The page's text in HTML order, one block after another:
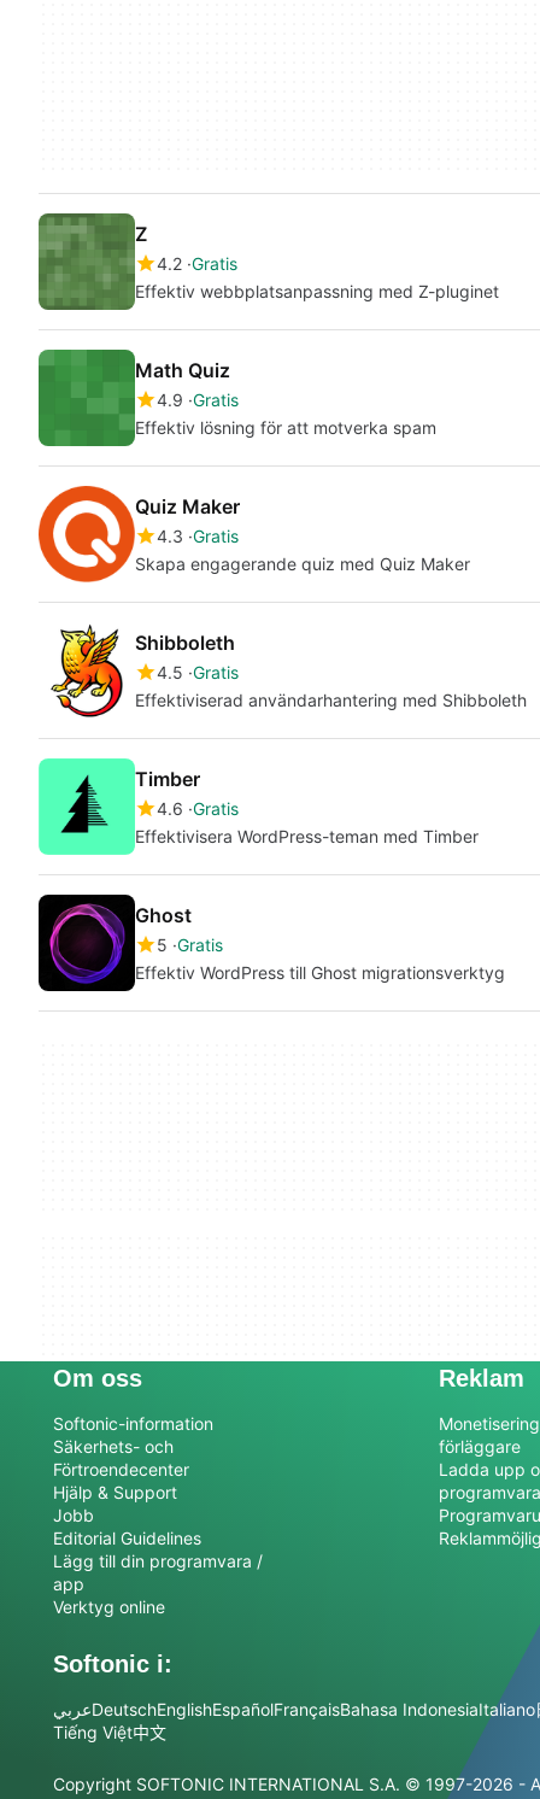
Z
4.2 Gratis
Effektiv webbplatsanpassning med Z-pluginet
Math Quiz
4.9 Gratis
Effektiv lösning för att motverka spam
Quiz Maker
4.3 Gratis
Skapa engagerande quiz med Quiz Maker
Shibboleth
4.5 Gratis
Effektiviserad användarhantering med Shibboleth
Timber
4.6 Gratis
Effektivisera WordPress-teman med Timber
Ghost
5 Gratis
Effektiv WordPress till Ghost migrationsverktyg
Om oss
Softonic-information
Säkerhets- och
Förtroendecenter
Hjälp & Support
Jobb
Editorial Guidelines
Lägg till din programvara /
app
Verktyg online
Reklam
förläggare
Ladda upp
programvara
Softonic i:
عربيDeutschEnglishEspañolFrançaisBahasa IndonesiaItaliano
Tiếng Việt中文
Copyright SOFTONIC INTERNATIONAL S.A. © 1997-2026 -